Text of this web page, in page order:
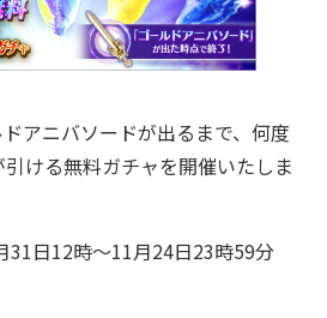
アニバソードが出るまで、何度
ける無料ガチャを開催いたしま
31日12時～11月24日23時59分